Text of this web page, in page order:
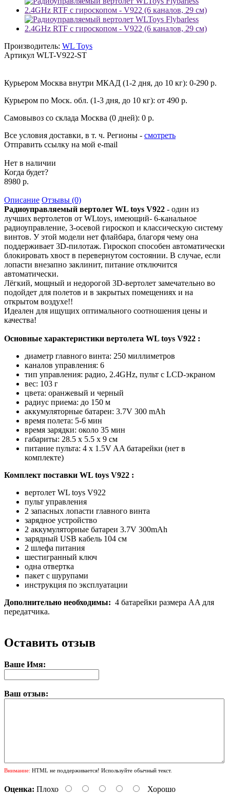
Производитель: WL Toys
Артикул WLT-V922-ST
Курьером Москва внутри МКАД (1-2 дня, до 10 кг): 0-290 р.
Курьером по Моск. обл. (1-3 дня, до 10 кг): от 490 р.
Самовывоз со склада Москва (0 дней): 0 р.
Все условия доставки, в т. ч. Регионы - смотреть
Отправить ссылку на мой e-mail
Нет в наличии
Когда будет?
8980 р.
Описание Отзывы (0)
Радиоуправляемый вертолет WL toys V922 - один из
лучших вертолетов от WLtoys, имеющий- 6-канальное
радиоуправление, 3-осевой гироскоп и классическую систему
винтов. У этой модели нет флайбара, благоря чему она
поддерживает 3D-пилотаж. Гироскоп способен автоматически
блокировать хвост в перевернутом состоянии. В случае, если
лопасти внезапно заклинит, питание отключится
автоматически.
Лёгкий, мощный и недорогой 3D-вертолет замечательно во
подойдет для полетов и в закрытых помещениях и на
открытом воздухе!!
Идеален для ищущих оптимального соотношения цены и
качества!
Основные характеристики вертолета WL toys V922 :
диаметр главного винта: 250 миллиметров
каналов управления: 6
тип управления: радио, 2.4GHz, пульт с LCD-экраном
вес: 103 г
цвета: оранжевый и черный
радиус приема: до 150 м
аккумуляторные батареи: 3.7V 300 mAh
время полета: 5-6 мин
время зарядки: около 35 мин
габариты: 28.5 x 5.5 x 9 см
питание пульта: 4 x 1.5V AA батарейки (нет в
комплекте)
Комплект поставки WL toys V922 :
вертолет WL toys V922
пульт управления
2 запасных лопасти главного винта
зарядное устройство
2 аккумуляторные батареи 3.7V 300mAh
зарядный USB кабель 104 cм
2 шлефа питания
шестигранный ключ
одна отвертка
пакет с шурупами
инструкция по эксплуатации
Дополнительно необходимы: 4 батарейки размера AA для
передатчика.
Оставить отзыв
Ваше Имя:
Ваш отзыв:
Внимание: HTML не поддерживается! Используйте обычный текст.
Оценка: Плохо Хорошо